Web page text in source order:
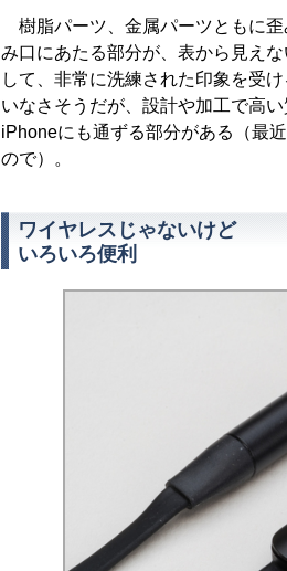
樹脂パーツ、金属パーツともに
み口にあたる部分が、表から見え
して、非常に洗練された印象を受
いなさそうだが、設計や加工で高
iPhoneにも通ずる部分がある（最
ので）。
ワイヤレスじゃないけど
いろいろ便利